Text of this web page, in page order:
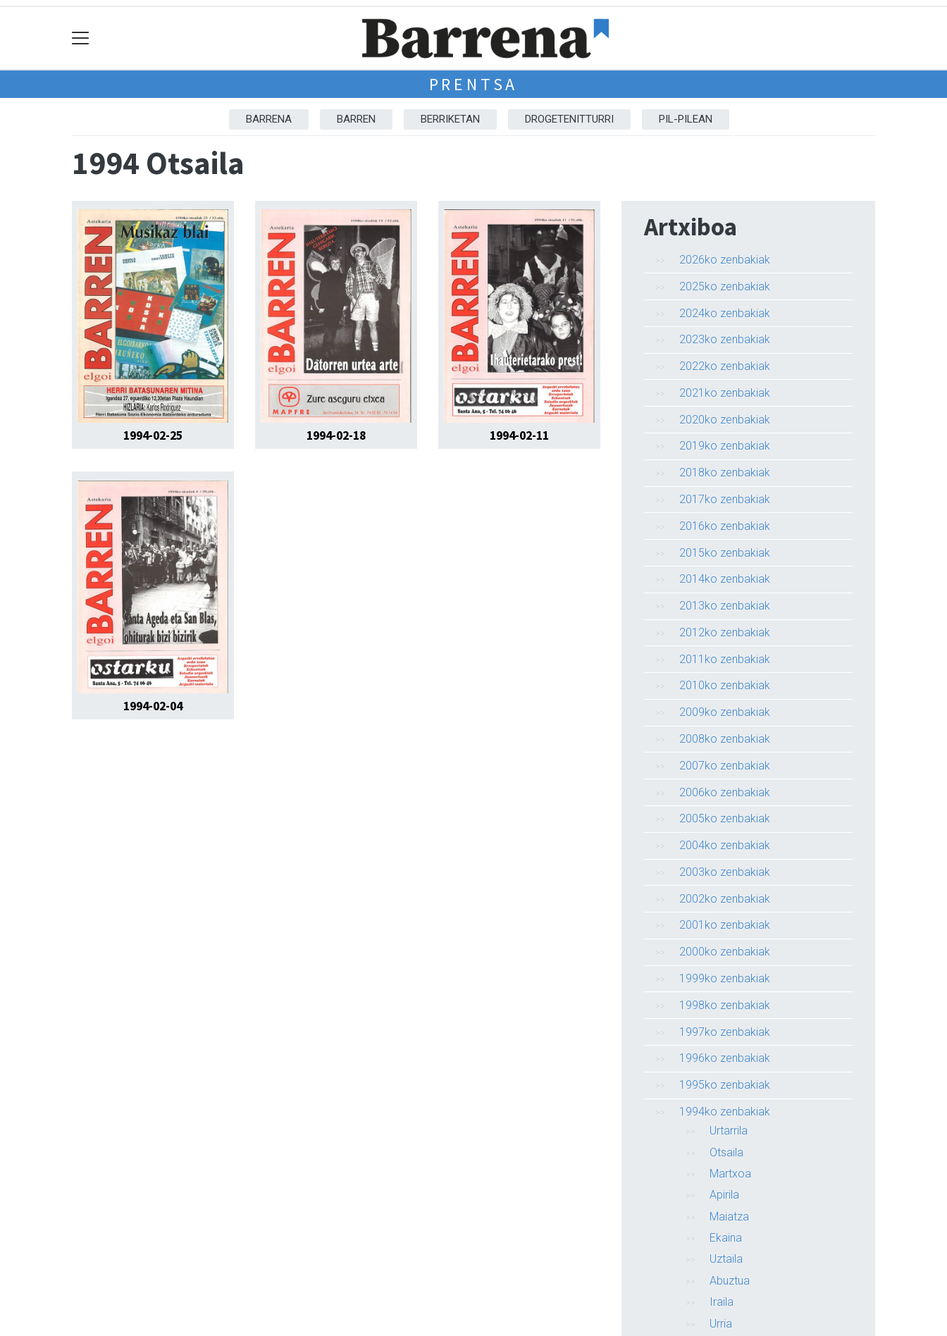
PRENTSA
BARRENA BARREN BERRIKETAN DROGETENITTURRI PIL-PILEAN
1994 Otsaila
1994-02-25 1994-02-18 1994-02-11
1994-02-04
Artxiboa
2026ko zenbakiak
2025ko zenbakiak
2024ko zenbakiak
2023ko zenbakiak
2022ko zenbakiak
2021ko zenbakiak
2020ko zenbakiak
2019ko zenbakiak
2018ko zenbakiak
2017ko zenbakiak
2016ko zenbakiak
2015ko zenbakiak
2014ko zenbakiak
2013ko zenbakiak
2012ko zenbakiak
2011ko zenbakiak
2010ko zenbakiak
2009ko zenbakiak
2008ko zenbakiak
2007ko zenbakiak
2006ko zenbakiak
2005ko zenbakiak
2004ko zenbakiak
2003ko zenbakiak
2002ko zenbakiak
2001ko zenbakiak
2000ko zenbakiak
1999ko zenbakiak
1998ko zenbakiak
1997ko zenbakiak
1996ko zenbakiak
1995ko zenbakiak
1994ko zenbakiak
Urtarrila
Otsaila
Martxoa
Apirila
Maiatza
Ekaina
Uztaila
Abuztua
Iraila
Urria